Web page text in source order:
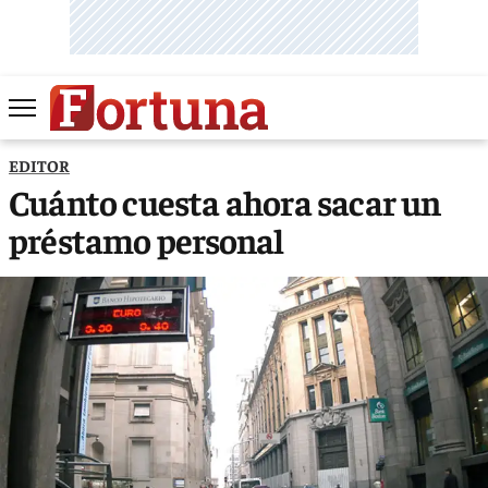
EDITOR
Cuánto cuesta ahora sacar un
préstamo personal